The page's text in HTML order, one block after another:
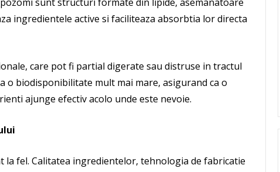
ingredientele active si faciliteaza absorbtia lor directa
care pot fi partial digerate sau distruse in tractul
o biodisponibilitate mult mai mare, asigurand ca o
ajunge efectiv acolo unde este nevoie.
fel. Calitatea ingredientelor, tehnologia de fabricatie